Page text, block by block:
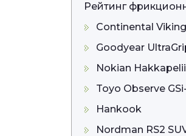
Рейтинг
Continental
Goodyear
Nokian
Toyo Observe
Hankook
Nordman RS2